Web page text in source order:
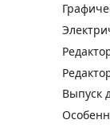
Выпуск